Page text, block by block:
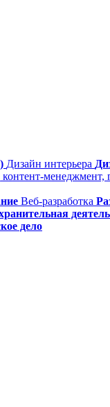
Дизайн интерьера
менеджмент,
Веб-разработка
дело